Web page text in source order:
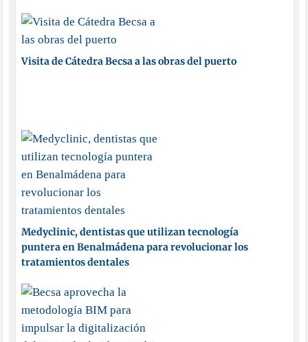
Visita de Cátedra Becsa a las obras del puerto
Medyclinic, dentistas que utilizan tecnología
puntera en Benalmádena para revolucionar los
tratamientos dentales